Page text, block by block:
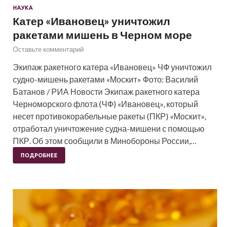
НАУКА
Катер «Ивановец» уничтожил
ракетами мишень в Черном море
Оставьте комментарий
Экипаж ракетного катера «Ивановец» ЧФ уничтожил
судно-мишень ракетами «Москит» Фото: Василий
Батанов / РИА Новости Экипаж ракетного катера
Черноморского флота (ЧФ) «Ивановец», который
несет противокорабельные ракеты (ПКР) «Москит»,
отработал уничтожение судна-мишени с помощью
ПКР. Об этом сообщили в Минобороны России,…
ПОДРОБНЕЕ